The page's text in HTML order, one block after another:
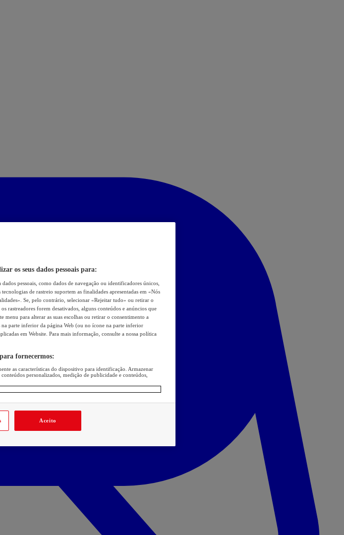
os seus dados pessoais para:
dados pessoais, como dados de navegação ou identificadores únicos,
de rastreio suportem as finalidades apresentadas em «Nós
Se, pelo contrário, selecionar «Rejeitar tudo» ou retirar o
rastreadores forem desativados, alguns conteúdos e anúncios que
menu para alterar as suas escolhas ou retirar o consentimento a
parte inferior da página Web (ou no ícone na parte inferior
em Website. Para mais informação, consulte a nossa política
fornecermos:
as características do dispositivo para identificação. Armazenar
personalizados, medição de publicidade e conteúdos,
Aceito